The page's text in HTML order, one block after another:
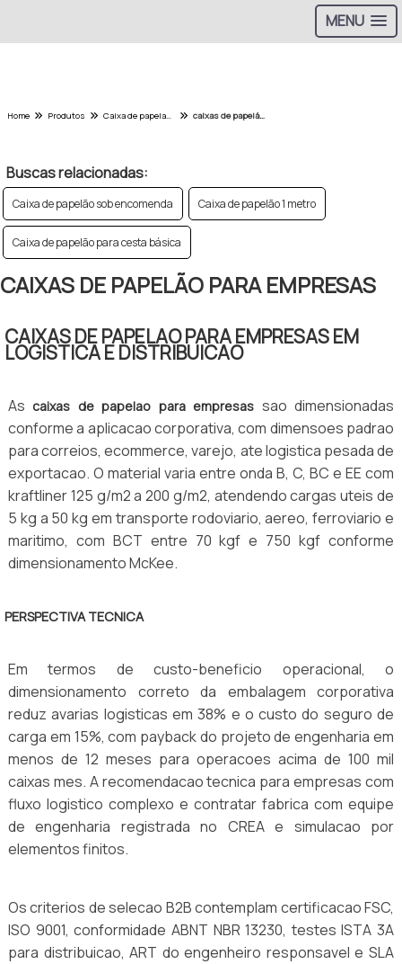
MENU
Home Produtos Caixa de papelao - Categoria caixas de papelão para empresas
Buscas relacionadas:
Caixa de papelão sob encomenda Caixa de papelão 1 metro
Caixa de papelão para cesta básica
CAIXAS DE PAPELÃO PARA EMPRESAS
CAIXAS DE PAPELAO PARA EMPRESAS EM
LOGISTICA E DISTRIBUICAO
Ascaixas de papelao para empresas sao dimensionadas
conforme a aplicacao corporativa, com dimensoes padrao
para correios, ecommerce, varejo, ate logistica pesada de
exportacao. O material varia entre onda B, C, BC e EE com
kraftliner 125 g/m2 a 200 g/m2, atendendo cargas uteis de
5 kg a 50 kg em transporte rodoviario, aereo, ferroviario e
maritimo, com BCT entre 70 kgf e 750 kgf conforme
dimensionamento McKee.
PERSPECTIVA TECNICA
Em termos de custo-beneficio operacional, o
dimensionamento correto da embalagem corporativa
reduz avarias logisticas em 38% e o custo do seguro de
carga em 15%, com payback do projeto de engenharia em
menos de 12 meses para operacoes acima de 100 mil
caixas mes. A recomendacao tecnica para empresas com
fluxo logistico complexo e contratar fabrica com equipe
de engenharia registrada no CREA e simulacao por
elementos finitos.
Os criterios de selecao B2B contemplam certificacao FSC,
ISO 9001, conformidade ABNT NBR 13230, testes ISTA 3A
para distribuicao, ART do engenheiro responsavel e SLA